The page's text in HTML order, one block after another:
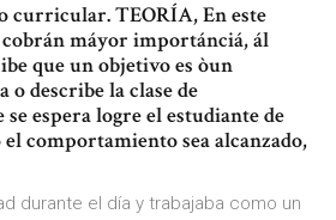
curricular. TEORÍA, En este
máyor importánciá, ál
que un objetivo es òun
describe la clase de
espera logre el estudiante de
comportamiento sea alcanzado,
durante el día y trabajaba como un